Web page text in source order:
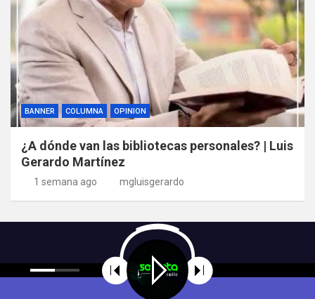
BANNER COLUMNA OPINION
¿A dónde van las bibliotecas personales? | Luis
Gerardo Martínez
1 semana ago mgluisgerardo